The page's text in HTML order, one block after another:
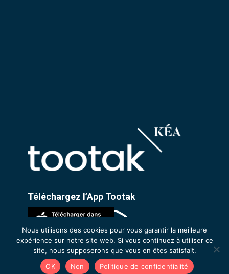
Téléchargez l’App Tootak
Nous utilisons des cookies pour vous garantir la meilleure
expérience sur notre site web. Si vous continuez à utiliser ce
site, nous supposerons que vous en êtes satisfait.
OK
Non Politique de confidentialité